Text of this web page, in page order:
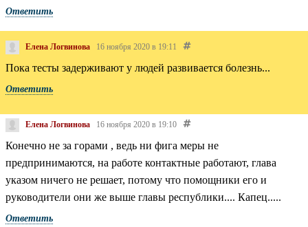
Ответить
Елена Логвинова 16 ноября 2020 в 19:11
Пока тесты задерживают у людей развивается болезнь...
Ответить
Елена Логвинова 16 ноября 2020 в 19:10
Конечно не за горами , ведь ни фига меры не
предпринимаются, на работе контактные работают, глава
указом ничего не решает, потому что помощники его и
руководители они же выше главы республики.... Капец.....
Ответить